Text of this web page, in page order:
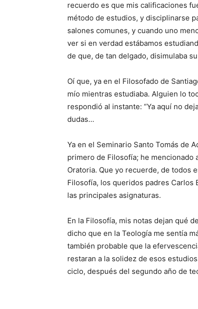
recuerdo es que mis calificaciones
método de estudios, y disciplinarse
salones comunes, y cuando uno
ver si en verdad estábamos
de que, de tan delgado, disi­mulaba
Oí que, ya en el Filoso­fado de
mío mientras estudiaba. Alguien lo
respondió al instante: “Ya aquí no
dudas…
Ya en el Seminario Santo Tomás de
primero de Filosofía; he mencionado
Oratoria. Que yo re­cuerde, de todos
Filosofía, los queridos padres Carlos
las principales asigna­turas.
En la Filosofía, mis notas dejan qué
dicho que en la Teología me sentía
también probable que la
restaran a la solidez de esos
ciclo, después del segundo año de